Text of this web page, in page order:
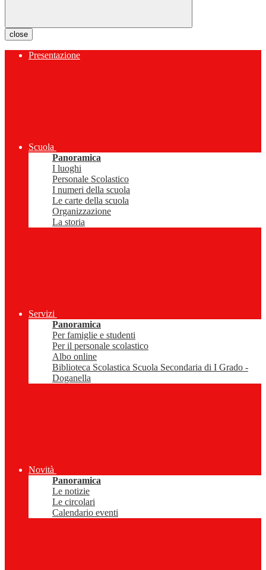
close
Presentazione
Scuola
Panoramica
I luoghi
Personale Scolastico
I numeri della scuola
Le carte della scuola
Organizzazione
La storia
Servizi
Panoramica
Per famiglie e studenti
Per il personale scolastico
Albo online
Biblioteca Scolastica Scuola Secondaria di I Grado -
Doganella
Novità
Panoramica
Le notizie
Le circolari
Calendario eventi